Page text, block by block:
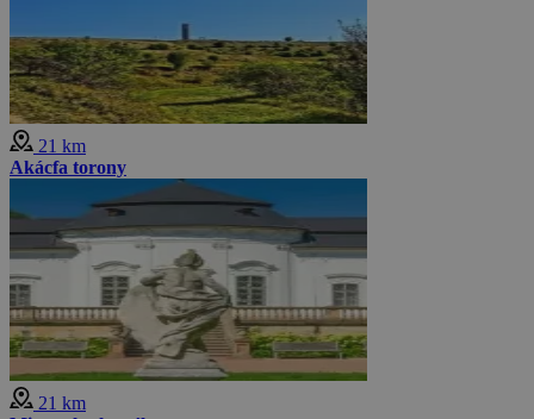
21 km
Akácfa torony
21 km